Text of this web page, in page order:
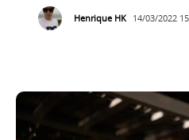
Henrique HK 14/03/2022